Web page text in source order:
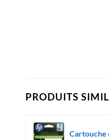
PRODUITS
Cartouche